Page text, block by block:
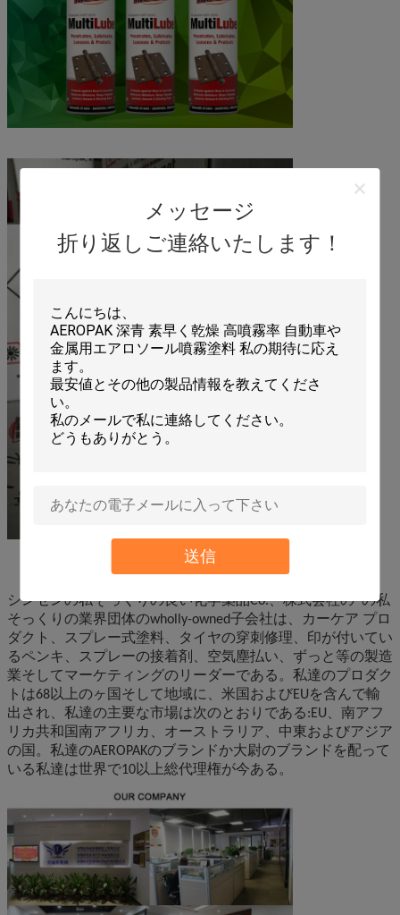
メッセージ
折り返しご連絡いたします！
送信
シンセンの私そっくりの良い化学薬品Co.、株式会社の の私
そっくりの業界団体のwholly-owned子会社は、カーケア プロ
ダクト、スプレー式塗料、タイヤの穿刺修理、印が付いてい
るペンキ、スプレーの接着剤、空気塵払い、ずっと等の製造
業そしてマーケティングのリーダーである。私達のプロダク
トは68以上のヶ国そして地域に、米国およびEUを含んで輸
出され、私達の主要な市場は次のとおりである:EU、南アフ
リカ共和国南アフリカ、オーストラリア、中東およびアジア
の国。私達のAEROPAKのブランドか大尉のブランドを配って
いる私達は世界で10以上総代理権が今ある。